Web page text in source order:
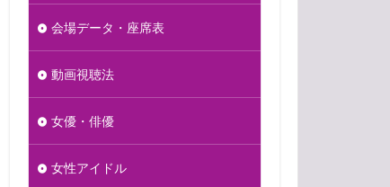
会場データ・座席表
動画視聴法
女優・俳優
女性アイドル